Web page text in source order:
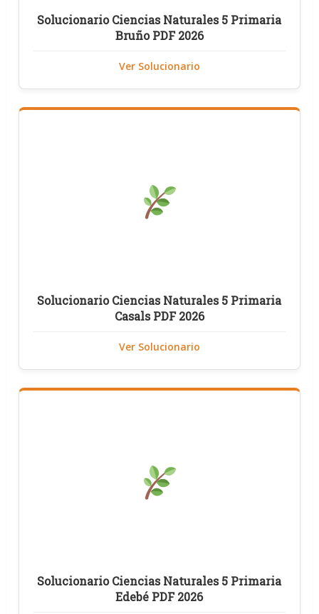
Solucionario Ciencias Naturales 5 Primaria
Bruño PDF 2026
Ver Solucionario
Solucionario Ciencias Naturales 5 Primaria
Casals PDF 2026
Ver Solucionario
Solucionario Ciencias Naturales 5 Primaria
Edebé PDF 2026